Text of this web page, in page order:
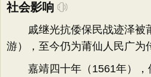
社会影响
戚继光抗倭保民战迹泽被
游），至今仍为莆仙人民广为
嘉靖四十年（1561年），